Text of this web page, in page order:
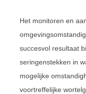
Het monitoren en
succesvol resultaat
seringenstekken in
mogelijke
voortreffelijke